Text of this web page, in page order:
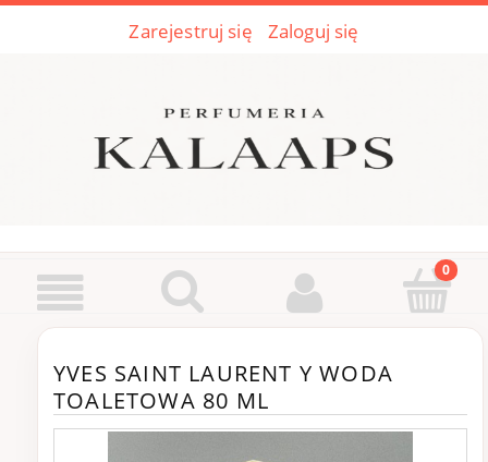
Zarejestruj się Zaloguj się
YVES SAINT LAURENT Y WODA
TOALETOWA 80 ML